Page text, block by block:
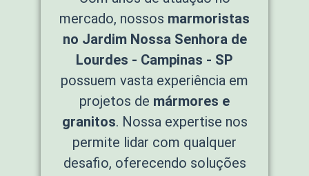
mercado, nossos marmoristas
no Jardim Nossa Senhora de
Lourdes - Campinas - SP
possuem vasta experiência em
projetos de mármores e
granitos. Nossa expertise nos
permite lidar com qualquer
desafio, oferecendo soluções